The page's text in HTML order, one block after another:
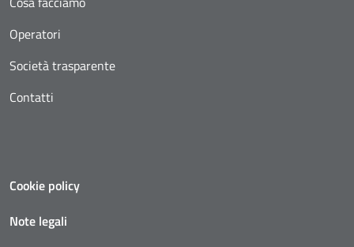
Operatori
Società trasparente
Contatti
Cookie policy
Note legali